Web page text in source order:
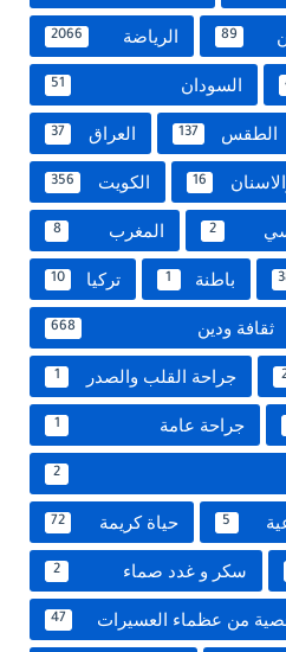
89 الرياضة 2066
السودان 51
الطقس 137 العراق 37
16 الكويت 356
2 المغرب 8
باطنة 1 تركيا 10
ثقافة ودين 668
جراحة القلب والصدر 1
جراحة عامة 1
2
5 حياة كريمة 72
سكر و غدد صماء 2
من عظماء العسيرات 47